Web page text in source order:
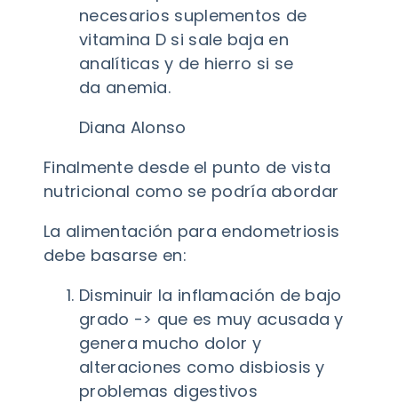
necesarios suplementos de
vitamina D si sale baja en
analíticas y de hierro si se
da anemia.
Diana Alonso
Finalmente desde el punto de vista
nutricional como se podría abordar
La alimentación para endometriosis
debe basarse en:
Disminuir la inflamación de bajo
grado -> que es muy acusada y
genera mucho dolor y
alteraciones como disbiosis y
problemas digestivos